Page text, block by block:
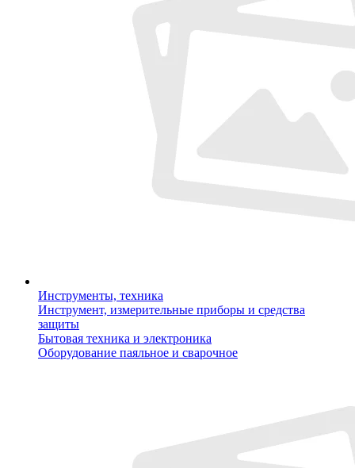
Инструменты, техника
Инструмент, измерительные приборы и средства
защиты
Бытовая техника и электроника
Оборудование паяльное и сварочное